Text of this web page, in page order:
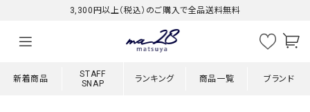
3,300円以上（税込）のご購入で全品送料無料
新着商品
STAFF
SNAP
ランキング 商品一覧 ブランド